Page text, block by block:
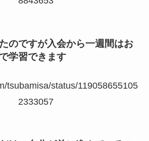
のですが入会から一週間はお
学習できます
tsubamisa/status/119058655105
2333057